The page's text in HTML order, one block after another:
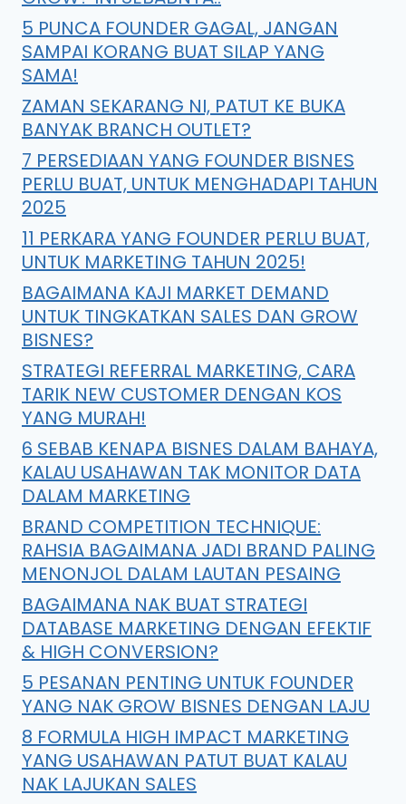
5 PUNCA FOUNDER GAGAL, JANGAN
SAMPAI KORANG BUAT SILAP YANG
SAMA!
ZAMAN SEKARANG NI, PATUT KE BUKA
BANYAK BRANCH OUTLET?
7 PERSEDIAAN YANG FOUNDER BISNES
PERLU BUAT, UNTUK MENGHADAPI TAHUN
2025
11 PERKARA YANG FOUNDER PERLU BUAT,
UNTUK MARKETING TAHUN 2025!
BAGAIMANA KAJI MARKET DEMAND
UNTUK TINGKATKAN SALES DAN GROW
BISNES?
STRATEGI REFERRAL MARKETING, CARA
TARIK NEW CUSTOMER DENGAN KOS
YANG MURAH!
6 SEBAB KENAPA BISNES DALAM BAHAYA,
KALAU USAHAWAN TAK MONITOR DATA
DALAM MARKETING
BRAND COMPETITION TECHNIQUE:
RAHSIA BAGAIMANA JADI BRAND PALING
MENONJOL DALAM LAUTAN PESAING
BAGAIMANA NAK BUAT STRATEGI
DATABASE MARKETING DENGAN EFEKTIF
& HIGH CONVERSION?
5 PESANAN PENTING UNTUK FOUNDER
YANG NAK GROW BISNES DENGAN LAJU
8 FORMULA HIGH IMPACT MARKETING
YANG USAHAWAN PATUT BUAT KALAU
NAK LAJUKAN SALES